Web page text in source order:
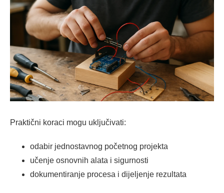
Praktični koraci mogu uključivati:
odabir jednostavnog početnog projekta
učenje osnovnih alata i sigurnosti
dokumentiranje procesa i dijeljenje rezultata